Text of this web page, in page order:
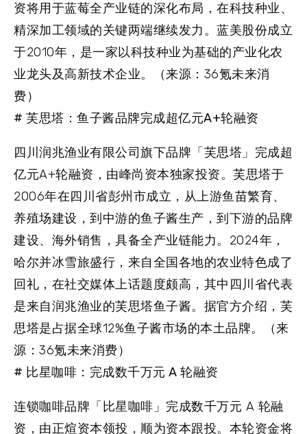
资将用于蓝莓全产业链的深化布局，在科技种业、
精深加工领域的关键两端继续发力。蓝美股份成立
于2010年，是一家以科技种业为基础的产业化农
业龙头及高新技术企业。（来源：36氪未来消
费）
# 芙思塔：鱼子酱品牌完成超亿元A+轮融资
四川润兆渔业有限公司旗下品牌「芙思塔」完成超
亿元A+轮融资，由峰尚资本独家投资。芙思塔于
2006年在四川省彭州市成立，从上游鱼苗繁育、
养殖场建设，到中游的鱼子酱生产，到下游的品牌
建设、海外销售，具备全产业链能力。2024年，
哈尔并冰雪旅盛行，来自全国各地的农业特色成了
回礼，在社交媒体上话题度颇高，其中四川省代表
是来自润兆渔业的芙思塔鱼子酱。据官方介绍，芙
思塔是占据全球12%鱼子酱市场的本土品牌。（来
源：36氪未来消费）
# 比星咖啡：完成数千万元 A 轮融资
连锁咖啡品牌「比星咖啡」完成数千万元 A 轮融
资，由正煊资本领投，顺为资本跟投。本轮资金将